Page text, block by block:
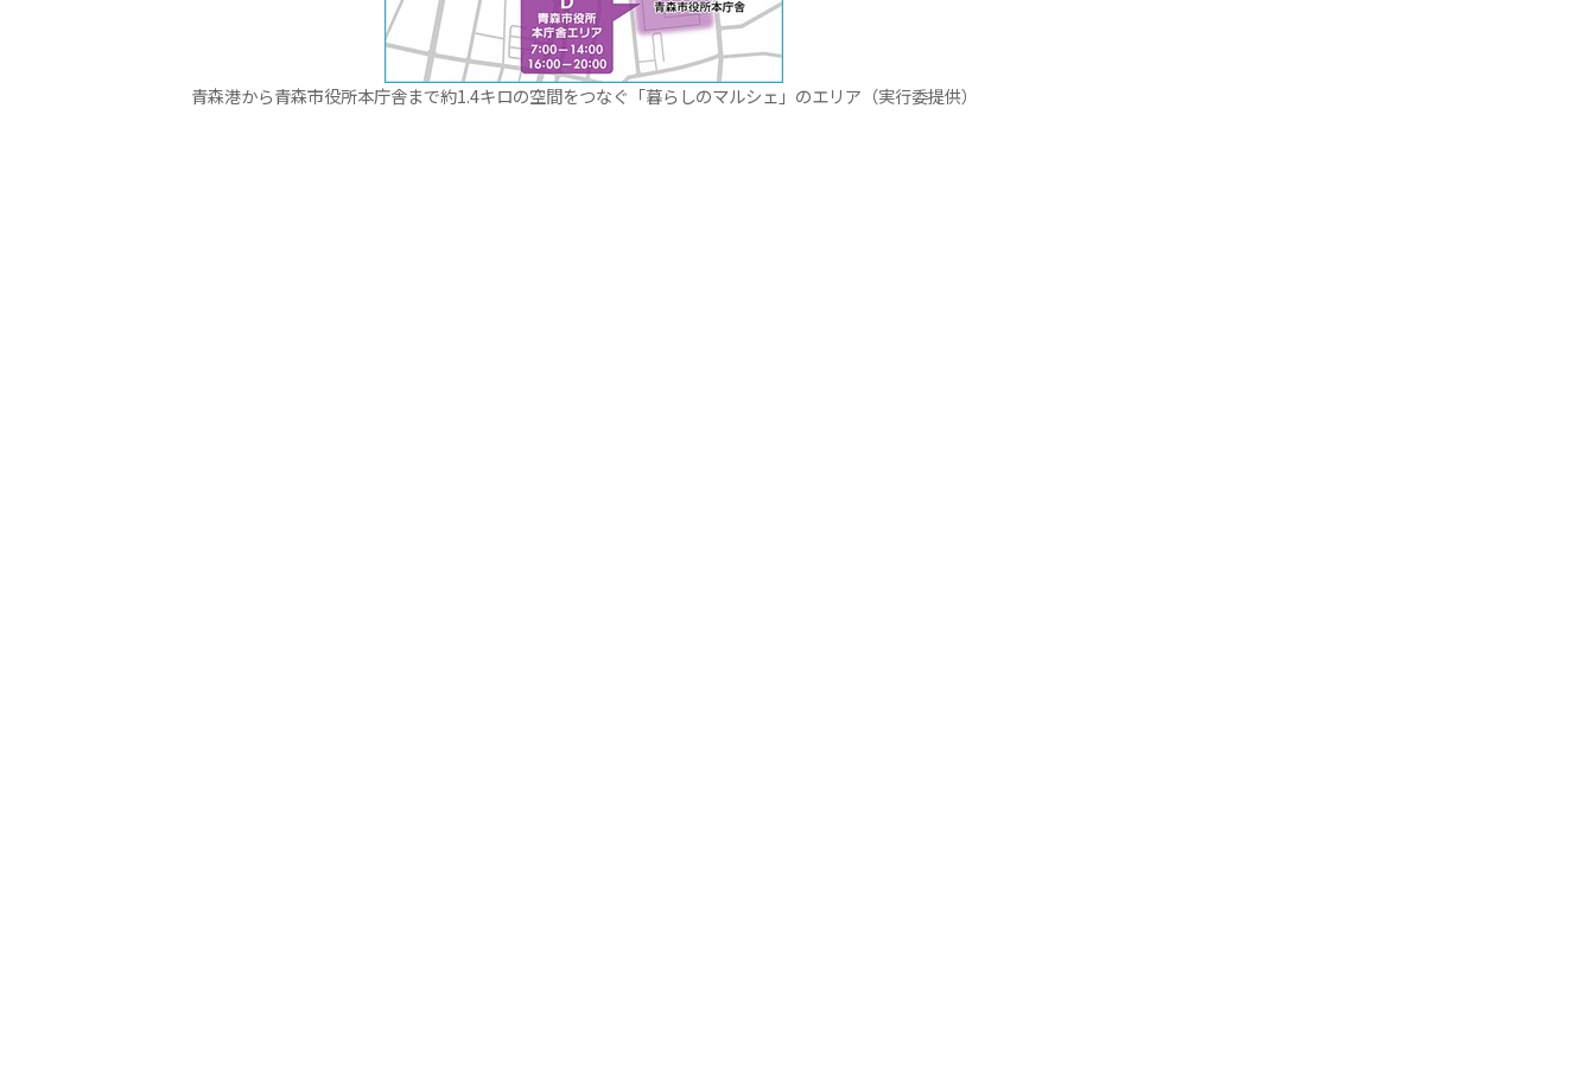
青森港から青森市役所本庁舎まで約1.4キロの空間をつなぐ「暮らしのマルシェ」のエリア（実行委提供）